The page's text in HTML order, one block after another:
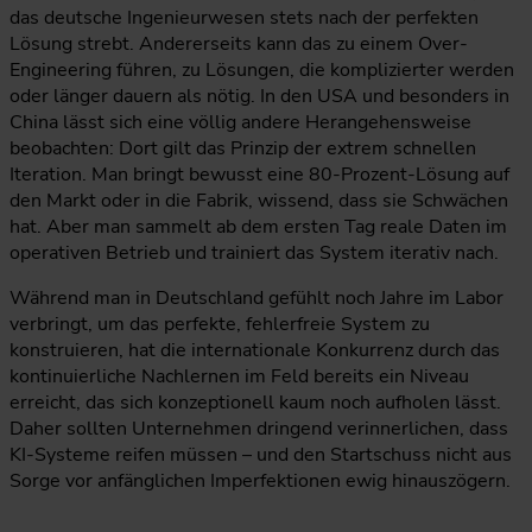
das deutsche Ingenieurwesen stets nach der perfekten
Lösung strebt. Andererseits kann das zu einem Over-
Engineering führen, zu Lösungen, die komplizierter werden
oder länger dauern als nötig. In den USA und besonders in
China lässt sich eine völlig andere Herangehensweise
beobachten: Dort gilt das Prinzip der extrem schnellen
Iteration. Man bringt bewusst eine 80-Prozent-Lösung auf
den Markt oder in die Fabrik, wissend, dass sie Schwächen
hat. Aber man sammelt ab dem ersten Tag reale Daten im
operativen Betrieb und trainiert das System iterativ nach.
Während man in Deutschland gefühlt noch Jahre im Labor
verbringt, um das perfekte, fehlerfreie System zu
konstruieren, hat die internationale Konkurrenz durch das
kontinuierliche Nachlernen im Feld bereits ein Niveau
erreicht, das sich konzeptionell kaum noch aufholen lässt.
Daher sollten Unternehmen dringend verinnerlichen, dass
KI-Systeme reifen müssen – und den Startschuss nicht aus
Sorge vor anfänglichen Imperfektionen ewig hinauszögern.